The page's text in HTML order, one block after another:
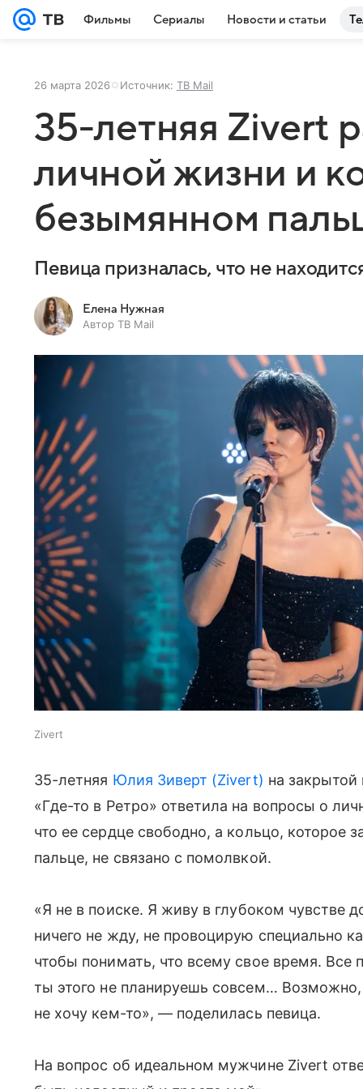
Фильмы Сериалы Новости и статьи
26 марта 2026 Источник: ТВ Mail
35-летняя Zivert
личной жизни и
безымянном
Певица призналась, что не
Елена Нужная
Автор ТВ Mail
Zivert
35-летняя Юлия Зиверт (Zivert) на
«Где-то в Ретро» ответила на вопросы о
что ее сердце свободно, а кольцо,
пальце, не связано с помолвкой.
«Я не в поиске. Я живу в глубоком чувстве
ничего не жду, не провоцирую специально
чтобы понимать, что всему свое время. Все
ты этого не планируешь совсем…
не хочу кем-то», — поделилась певица.
На вопрос об идеальном мужчине Zivert